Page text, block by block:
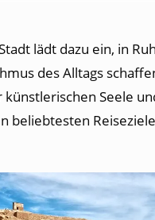
lädt dazu ein, in
des Alltags
Seele
beliebtesten